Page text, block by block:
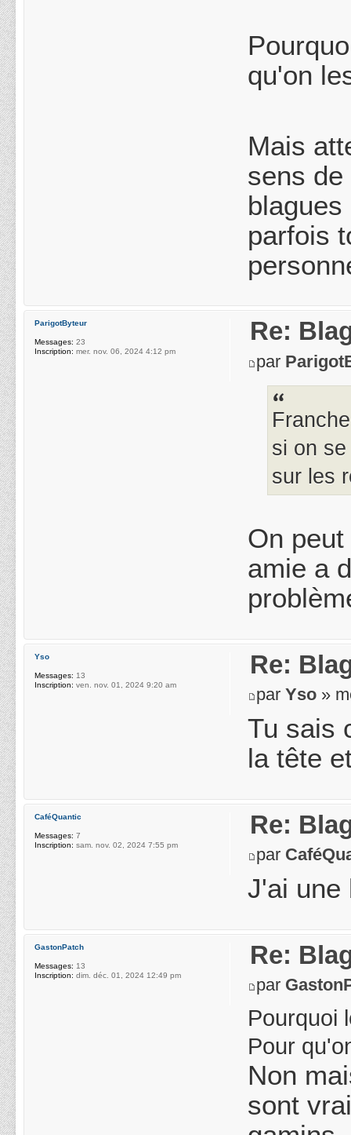
qu'on
Mais
sens
parfois
Re:
par
si on
sur les
On
amie a
ParigotByteur
Messages: 23
Inscription: mer. nov. 06, 2024 4:12 pm
Re:
parYso »
Tu sais
la tête
Yso
Messages: 13
Inscription: ven. nov. 01, 2024 9:20 am
Re:
par
J'ai une
CaféQuantic
Messages: 7
Inscription: sam. nov. 02, 2024 7:55 pm
Re:
par
Pourquoi
Pour
Non
sont
GastonPatch
Messages: 13
Inscription: dim. déc. 01, 2024 12:49 pm